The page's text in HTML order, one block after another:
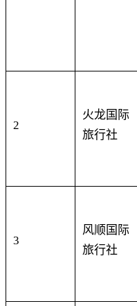
2
火龙国际
旅行社
3
风顺国际
旅行社